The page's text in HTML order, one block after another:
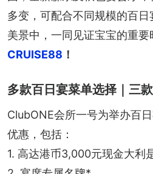
多变，可配合不同规模的百
美景中，一同见证宝宝的重要
CRUISE88 ！
多款百日宴菜单选择｜三
ClubONE会所一号为举办百
优惠，包括：
1. 高达港币3,000元现金大利